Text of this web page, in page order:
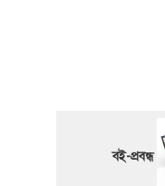
বই-প্রবন্ধ